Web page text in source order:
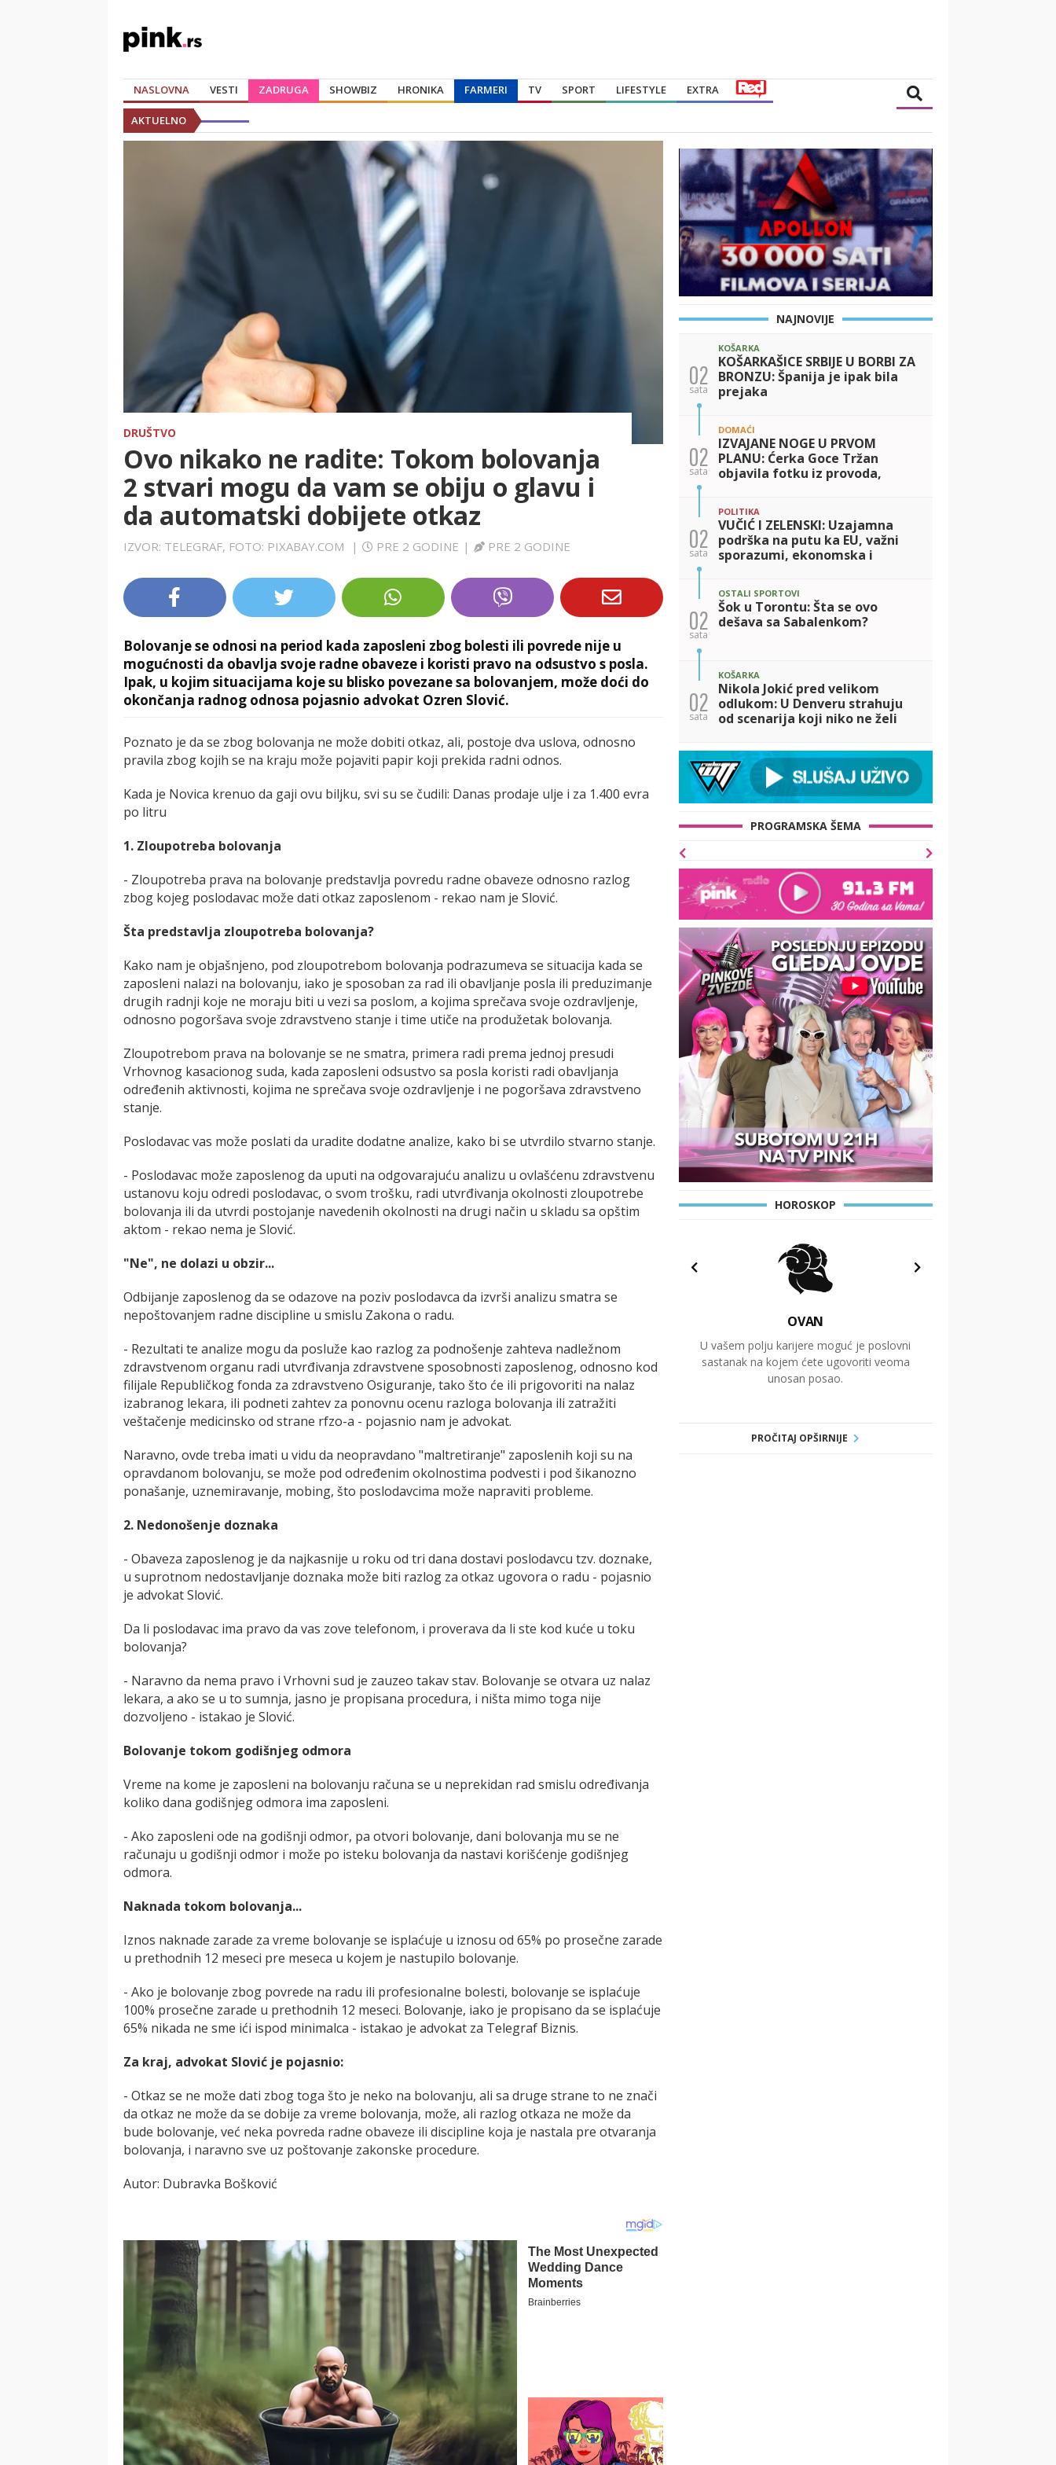
NASLOVNA VESTI ZADRUGA SHOWBIZ HRONIKA FARMERI TV SPORT LIFESTYLE EXTRA
AKTUELNO
DRUŠTVO
Ovo nikako ne radite: Tokom bolovanja
2 stvari mogu da vam se obiju o glavu i
da automatski dobijete otkaz
IZVOR: TELEGRAF, FOTO: PIXABAY.COM | PRE 2 GODINE | PRE 2 GODINE
Bolovanje se odnosi na period kada zaposleni zbog bolesti ili povrede nije u
mogućnosti da obavlja svoje radne obaveze i koristi pravo na odsustvo s posla.
Ipak, u kojim situacijama koje su blisko povezane sa bolovanjem, može doći do
okončanja radnog odnosa pojasnio advokat Ozren Slović.
Poznato je da se zbog bolovanja ne može dobiti otkaz, ali, postoje dva uslova, odnosno
pravila zbog kojih se na kraju može pojaviti papir koji prekida radni odnos.
Kada je Novica krenuo da gaji ovu biljku, svi su se čudili: Danas prodaje ulje i za 1.400 evra
po litru
1. Zloupotreba bolovanja
- Zloupotreba prava na bolovanje predstavlja povredu radne obaveze odnosno razlog
zbog kojeg poslodavac može dati otkaz zaposlenom - rekao nam je Slović.
Šta predstavlja zloupotreba bolovanja?
Kako nam je objašnjeno, pod zloupotrebom bolovanja podrazumeva se situacija kada se
zaposleni nalazi na bolovanju, iako je sposoban za rad ili obavljanje posla ili preduzimanje
drugih radnji koje ne moraju biti u vezi sa poslom, a kojima sprečava svoje ozdravljenje,
odnosno pogoršava svoje zdravstveno stanje i time utiče na produžetak bolovanja.
Zloupotrebom prava na bolovanje se ne smatra, primera radi prema jednoj presudi
Vrhovnog kasacionog suda, kada zaposleni odsustvo sa posla koristi radi obavljanja
određenih aktivnosti, kojima ne sprečava svoje ozdravljenje i ne pogoršava zdravstveno
stanje.
Poslodavac vas može poslati da uradite dodatne analize, kako bi se utvrdilo stvarno stanje.
- Poslodavac može zaposlenog da uputi na odgovarajuću analizu u ovlašćenu zdravstvenu
ustanovu koju odredi poslodavac, o svom trošku, radi utvrđivanja okolnosti zloupotrebe
bolovanja ili da utvrdi postojanje navedenih okolnosti na drugi način u skladu sa opštim
aktom - rekao nema je Slović.
"Ne", ne dolazi u obzir...
Odbijanje zaposlenog da se odazove na poziv poslodavca da izvrši analizu smatra se
nepoštovanjem radne discipline u smislu Zakona o radu.
- Rezultati te analize mogu da posluže kao razlog za podnošenje zahteva nadležnom
zdravstvenom organu radi utvrđivanja zdravstvene sposobnosti zaposlenog, odnosno kod
filijale Republičkog fonda za zdravstveno Osiguranje, tako što će ili prigovoriti na nalaz
izabranog lekara, ili podneti zahtev za ponovnu ocenu razloga bolovanja ili zatražiti
veštačenje medicinsko od strane rfzo-a - pojasnio nam je advokat.
Naravno, ovde treba imati u vidu da neopravdano "maltretiranje" zaposlenih koji su na
opravdanom bolovanju, se može pod određenim okolnostima podvesti i pod šikanozno
ponašanje, uznemiravanje, mobing, što poslodavcima može napraviti probleme.
2. Nedonošenje doznaka
- Obaveza zaposlenog je da najkasnije u roku od tri dana dostavi poslodavcu tzv. doznake,
u suprotnom nedostavljanje doznaka može biti razlog za otkaz ugovora o radu - pojasnio
je advokat Slović.
Da li poslodavac ima pravo da vas zove telefonom, i proverava da li ste kod kuće u toku
bolovanja?
- Naravno da nema pravo i Vrhovni sud je zauzeo takav stav. Bolovanje se otvara uz nalaz
lekara, a ako se u to sumnja, jasno je propisana procedura, i ništa mimo toga nije
dozvoljeno - istakao je Slović.
Bolovanje tokom godišnjeg odmora
Vreme na kome je zaposleni na bolovanju računa se u neprekidan rad smislu određivanja
koliko dana godišnjeg odmora ima zaposleni.
- Ako zaposleni ode na godišnji odmor, pa otvori bolovanje, dani bolovanja mu se ne
računaju u godišnji odmor i može po isteku bolovanja da nastavi korišćenje godišnjeg
odmora.
Naknada tokom bolovanja...
Iznos naknade zarade za vreme bolovanje se isplaćuje u iznosu od 65% po prosečne zarade
u prethodnih 12 meseci pre meseca u kojem je nastupilo bolovanje.
- Ako je bolovanje zbog povrede na radu ili profesionalne bolesti, bolovanje se isplaćuje
100% prosečne zarade u prethodnih 12 meseci. Bolovanje, iako je propisano da se isplaćuje
65% nikada ne sme ići ispod minimalca - istakao je advokat za Telegraf Biznis.
Za kraj, advokat Slović je pojasnio:
- Otkaz se ne može dati zbog toga što je neko na bolovanju, ali sa druge strane to ne znači
da otkaz ne može da se dobije za vreme bolovanja, može, ali razlog otkaza ne može da
bude bolovanje, već neka povreda radne obaveze ili discipline koja je nastala pre otvaranja
bolovanja, i naravno sve uz poštovanje zakonske procedure.
Autor: Dubravka Bošković
NAJNOVIJE
02
sata
KOŠARKA
KOŠARKAŠICE SRBIJE U BORBI ZA
BRONZU: Španija je ipak bila
prejaka
02
sata
DOMAĆI
IZVAJANE NOGE U PRVOM
PLANU: Ćerka Goce Tržan
objavila fotku iz provoda,
02
sata
POLITIKA
VUČIĆ I ZELENSKI: Uzajamna
podrška na putu ka EU, važni
sporazumi, ekonomska i
02
sata
OSTALI SPORTOVI
Šok u Torontu: Šta se ovo
dešava sa Sabalenkom?
02
sata
KOŠARKA
Nikola Jokić pred velikom
odlukom: U Denveru strahuju
od scenarija koji niko ne želi
PROGRAMSKA ŠEMA
HOROSKOP
OVAN
U vašem polju karijere moguć je poslovni
sastanak na kojem ćete ugovoriti veoma
unosan posao.
PROČITAJ OPŠIRNIJE